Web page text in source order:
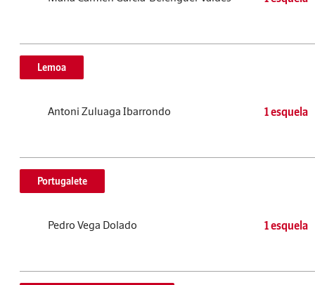
Lemoa
Antoni Zuluaga Ibarrondo 1 esquela
Portugalete
Pedro Vega Dolado 1 esquela